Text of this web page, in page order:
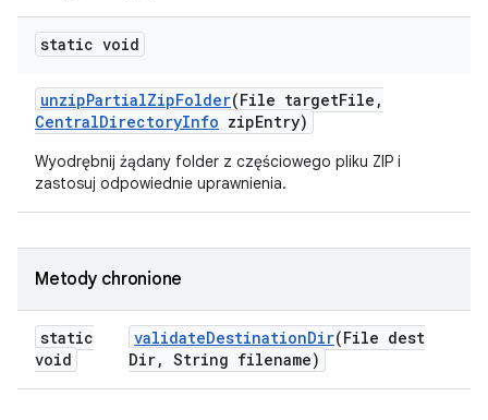
static void
unzipPartialZipFolder(File targetFile ,
CentralDirectoryInfo zipEntry)
Wyodrębnij żądany folder z częściowego pliku ZIP i
zastosuj odpowiednie uprawnienia.
Metody chronione
static
void
validateDestinationDir(File dest
Dir, String filename)